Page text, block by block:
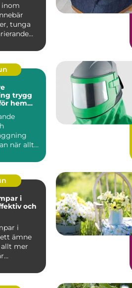
inom
tunga
hem
när allt
i
och
i
ämne
mer